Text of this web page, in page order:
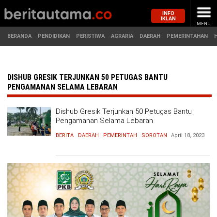
MASUK
BERANDA
PERISTIWA
DAERAH
PEMERINTAHAN
PENDIDIKAN
HUKUM
OLAHRAGA
PENDIDIKAN
INFO
IKLAN
MENU
BERANDA PENDIDIKAN PERISTIWA AGRARIA DAERAH PEMERINTAHAN
DISHUB GRESIK TERJUNKAN 50 PETUGAS BANTU
PENGAMANAN SELAMA LEBARAN
Dishub Gresik Terjunkan 50 Petugas Bantu
Pengamanan Selama Lebaran
BERITA DAERAH PEMERINTAH SOROTAN April 18, 2023